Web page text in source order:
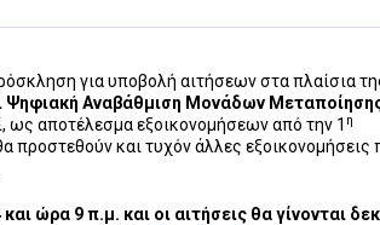
για υποβολή αιτήσεων στα πλαίσια
Ψηφιακή Αναβάθμιση Μονάδων
ως αποτέλεσμα εξοικονομήσεων από την 1 η
προστεθούν και τυχόν άλλες εξοικονομήσεις
ώρα 9 π.μ. και οι αιτήσεις θα γίνονται